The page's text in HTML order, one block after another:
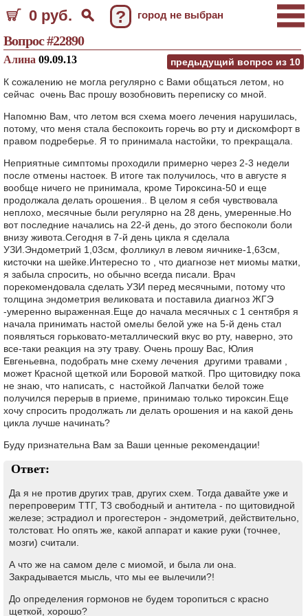
0 руб. ? город не выбран
Вопрос #22890
предыдущий вопрос из 10
Алина 09.09.13
К сожалению не могла регулярно с Вами общаться летом, но
сейчас очень Вас прошу возобновить переписку со мной.
Напомню Вам, что летом вся схема моего лечения нарушилась,
потому, что меня стала беспокоить горечь во рту и дискомфорт в
правом подреберье. Я то принимала настойки, то прекращала.
Неприятные симптомы проходили примерно через 2-3 недели
после отмены настоек. В итоге так получилось, что в августе я
вообще ничего не принимала, кроме Тироксина-50 и еще
продолжала делать орошения.. В целом я себя чувствовала
неплохо, месячные были регулярно на 28 день, умеренные.Но
вот последние начались на 22-й день, до этого беспоколи боли
внизу живота.Сегодня в 7-й день цикла я сделала
УЗИ.Эндометрий 1,03см, фолликул в левом яичнике-1,63см,
кисточки на шейке.Интересно то , что диагнозе нет миомы матки,
я забыла спросить, но обычно всегда писали. Врач
порекомендовала сделать УЗИ перед месячными, потому что
толщина эндометрия великовата и поставила диагноз ЖГЭ
-умеренно выраженная.Еще до начала месячных с 1 сентября я
начала принимать настой омелы белой уже на 5-й день стал
появляться горьковато-металлический вкус во рту, наверно, это
все-таки реакция на эту траву. Очень прошу Вас, Юлия
Евгеньевна, подобрать мне схему лечения другими травами ,
может Красной щеткой или Боровой маткой. Про щитовидку пока
не знаю, что написать, с настойкой Лапчатки белой тоже
получился перерыв в приеме, принимаю только тироксин.Еще
хочу спросить продолжать ли делать орошения и на какой день
цикла лучше начинать?
Буду признательна Вам за Ваши ценные рекомендации!
Ответ:
Да я не против других трав, других схем. Тогда давайте уже и
перепроверим ТТГ, Т3 свободный и антитела - по щитовидной
железе; эстрадиол и прогестерон - эндометрий, действительно,
толстоват. Но опять же, какой аппарат и какие руки (точнее,
мозги) считали.
А что же на самом деле с миомой, и была ли она.
Закрадывается мысль, что мы ее вылечили?!
До определения гормонов не будем торопиться с красно
щеткой, хорошо?